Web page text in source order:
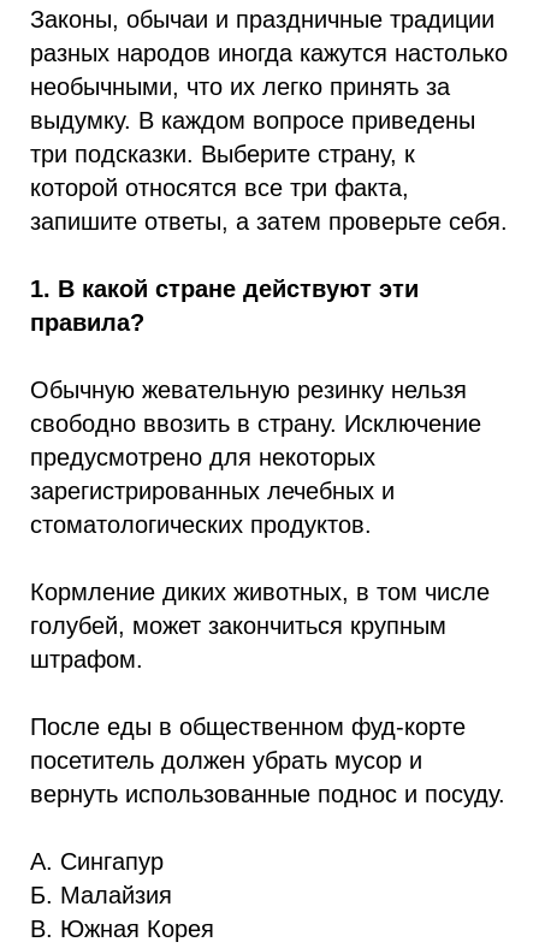
Законы, обычаи и праздничные традиции
разных народов иногда кажутся настолько
необычными, что их легко принять за
выдумку. В каждом вопросе приведены
три подсказки. Выберите страну, к
которой относятся все три факта,
запишите ответы, а затем проверьте себя.
1. В какой стране действуют эти
правила?
Обычную жевательную резинку нельзя
свободно ввозить в страну. Исключение
предусмотрено для некоторых
зарегистрированных лечебных и
стоматологических продуктов.
Кормление диких животных, в том числе
голубей, может закончиться крупным
штрафом.
После еды в общественном фуд-корте
посетитель должен убрать мусор и
вернуть использованные поднос и посуду.
А. Сингапур
Б. Малайзия
В. Южная Корея